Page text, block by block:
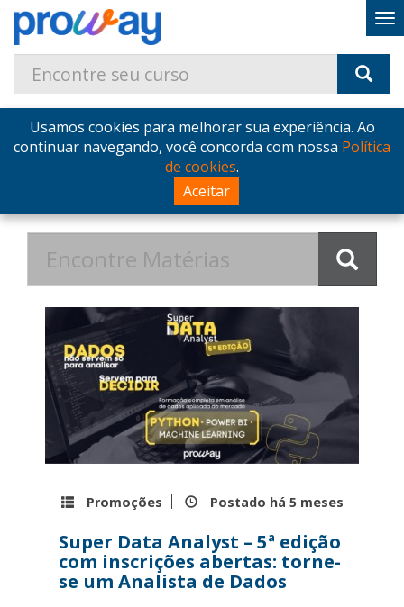
Usamos cookies para melhorar sua experiência. Ao
continuar navegando, você concorda com nossa Política
de cookies.
Aceitar
Home Blog Postagens de Fevereiro de 2026
Postagens de Fevereiro de
2026 no Blog - ProWay
Promoções Postado há 5 meses
Super Data Analyst – 5ª edição
com inscrições abertas: torne-
se um Analista de Dados